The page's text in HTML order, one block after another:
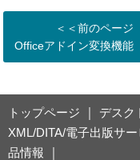
＜＜前のページ
Officeアドイン変換機能
トップページ デスク
XML/DITA/電子出版サー
品情報